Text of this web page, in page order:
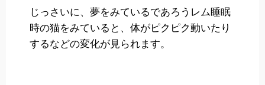
じっさいに、夢をみているであろうレム睡眠
時の猫をみていると、体がピクピク動いたり
するなどの変化が見られます。